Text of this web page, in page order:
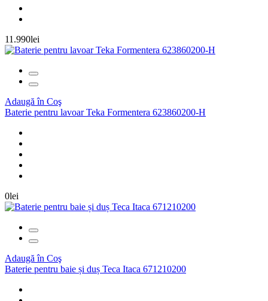
11.990lei
Adaugă în Coş
Baterie pentru lavoar Teka Formentera 623860200-H
0lei
Adaugă în Coş
Baterie pentru baie și duș Teca Itaca 671210200